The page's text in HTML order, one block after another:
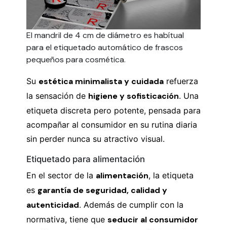
El mandril de 4 cm de diámetro es habítual
para el etiquetado automático de frascos
pequeños para cosmética.
Su estética minimalista y cuidada refuerza
la sensación de higiene y sofisticación. Una
etiqueta discreta pero potente, pensada para
acompañar al consumidor en su rutina diaria
sin perder nunca su atractivo visual.
Etiquetado para alimentación
En el sector de la alimentación, la etiqueta
es garantía de seguridad, calidad y
autenticidad. Además de cumplir con la
normativa, tiene que seducir al consumidor